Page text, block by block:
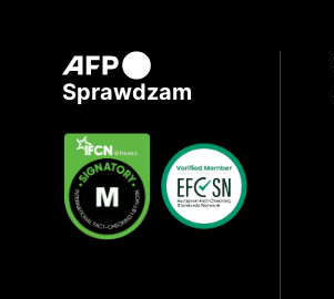
Sprawdzam